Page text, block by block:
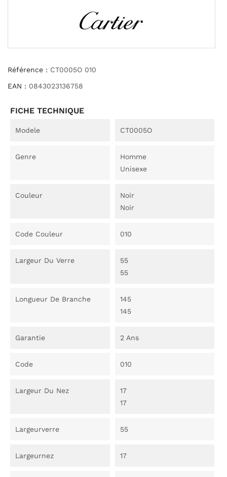
Référence : CT0005O 010
EAN : 0843023136758
FICHE TECHNIQUE
Modele CT0005O
Genre
Homme
Unisexe
Couleur
Noir
Noir
Code Couleur 010
Largeur Du Verre
55
55
Longueur De Branche
145
145
Garantie 2 Ans
Code 010
Largeur Du Nez
17
17
Largeurverre 55
Largeurnez 17